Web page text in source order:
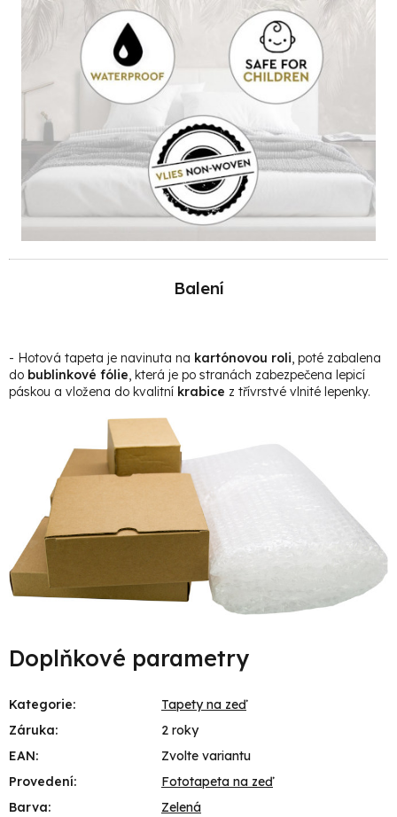
Balení
- Hotová tapeta je navinuta na kartónovou roli, poté zabalena
do bublinkové fólie, která je po stranách zabezpečena lepicí
páskou a vložena do kvalitní krabice z třívrstvé vlnité lepenky.
Doplňkové parametry
Kategorie:
Tapety na zeď
Záruka:
2 roky
EAN:
Zvolte variantu
Provedení:
Fototapeta na zeď
Barva:
Zelená